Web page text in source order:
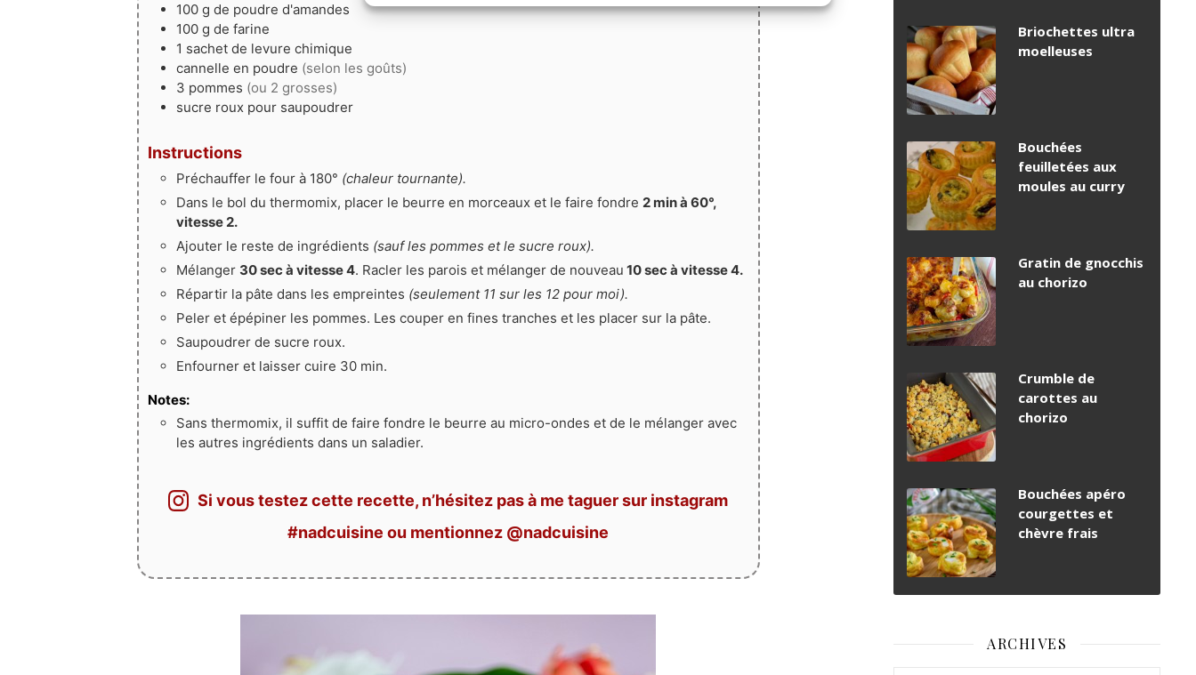
100 g de poudre d'amandes
100 g de farine
1 sachet de levure chimique
cannelle en poudre (selon les goûts)
3 pommes (ou 2 grosses)
sucre roux pour saupoudrer
Instructions
Préchauffer le four à 180° (chaleur tournante).
Dans le bol du thermomix, placer le beurre en morceaux et le faire fondre 2 min à 60°,
vitesse 2.
Ajouter le reste de ingrédients (sauf les pommes et le sucre roux).
Mélanger 30 sec à vitesse 4. Racler les parois et mélanger de nouveau 10 sec à vitesse 4.
Répartir la pâte dans les empreintes (seulement 11 sur les 12 pour moi).
Peler et épépiner les pommes. Les couper en fines tranches et les placer sur la pâte.
Saupoudrer de sucre roux.
Enfourner et laisser cuire 30 min.
Notes:
Sans thermomix, il suffit de faire fondre le beurre au micro-ondes et de le mélanger avec
les autres ingrédients dans un saladier.
Si vous testez cette recette, n’hésitez pas à me taguer sur instagram
#nadcuisine ou mentionnez @nadcuisine
Briochettes ultra
moelleuses
Bouchées
feuilletées aux
moules au curry
Gratin de gnocchis
au chorizo
Crumble de
carottes au
chorizo
Bouchées apéro
courgettes et
chèvre frais
ARCHIVES